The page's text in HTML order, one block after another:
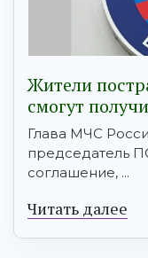
Жители
смогут
Глава МЧС
председатель
соглашение, ...
Читать далее